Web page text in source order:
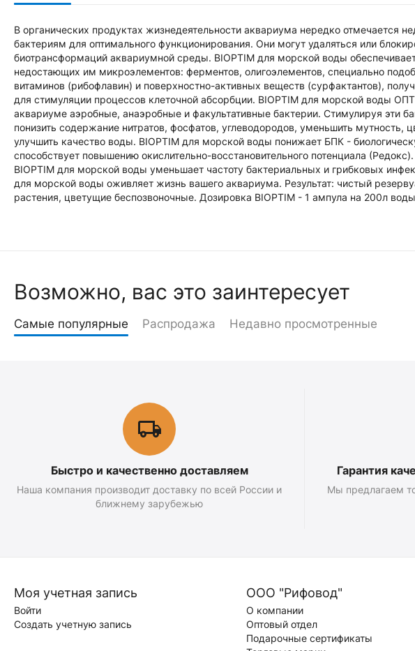
В органических продуктах жизнедеятельности аквариума нередко отмечается
бактериям для оптимального функционирования. Они могут удаляться или
биотрансформаций аквариумной среды. BIOPTIM для морской воды
недостающих им микроэлементов: ферментов, олигоэлементов, специально
витаминов (рибофлавин) и поверхностно-активных веществ (сурфактантов),
для стимуляции процессов клеточной абсорбции. BIOPTIM для морской воды
аквариуме аэробные, анаэробные и факультативные бактерии. Стимулируя эти
понизить содержание нитратов, фосфатов, углеводородов, уменьшить мутность,
улучшить качество воды. BIOPTIM для морской воды понижает БПК -
способствует повышению окислительно-восстановительного потенциала
BIOPTIM для морской воды уменьшает частоту бактериальных и грибковых
для морской воды оживляет жизнь вашего аквариума. Результат: чистый
растения, цветущие беспозвоночные. Дозировка BIOPTIM - 1 ампула на 200л
Возможно, вас это заинтересует
Самые популярные Распродажа Недавно просмотренные
Быстро и качественно доставляем
Наша компания производит доставку по всей России и
ближнему зарубежью
Гарантия
Мы предлагаем
Моя учетная запись
Войти
Создать учетную запись
ООО "Рифовод"
О компании
Оптовый отдел
Подарочные сертификаты